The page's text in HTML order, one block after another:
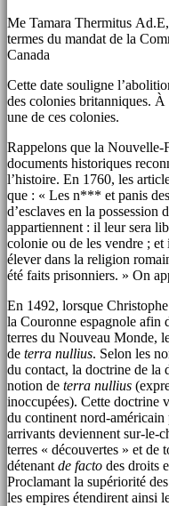
Me Tamara Thermitus
termes du mandat de la
Canada
Cette date souligne
des colonies britanniques.
une de ces colonies.
Rappelons que la Nouvelle-
documents historiques
l’histoire. En 1760, les
que : « Les n*** et panis
d’esclaves en la possession
appartiennent : il leur sera
colonie ou de les vendre ;
élever dans la religion
été faits prisonniers. » On
En 1492, lorsque
la Couronne espagnole afin
terres du Nouveau Monde,
de terra nullius. Selon les
du contact, la doctrine de la
notion de terra nullius
inoccupées). Cette doctrine
du continent nord-américain
arrivants deviennent sur-le-
terres « découvertes » et de
détenant de facto des droits
Proclamant la supériorité
les empires étendirent ainsi